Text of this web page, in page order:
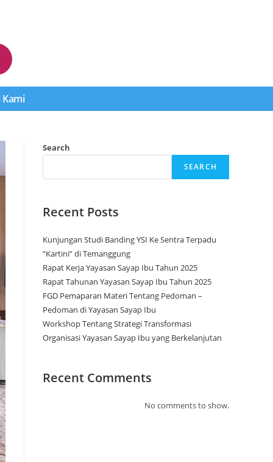
Search
SEARCH
Recent Posts
Kunjungan Studi Banding YSI Ke Sentra Terpadu
“Kartini” di Temanggung
Rapat Kerja Yayasan Sayap Ibu Tahun 2025
Rapat Tahunan Yayasan Sayap Ibu Tahun 2025
FGD Pemaparan Materi Tentang Pedoman –
Pedoman di Yayasan Sayap Ibu
Workshop Tentang Strategi Transformasi
Organisasi Yayasan Sayap Ibu yang Berkelanjutan
Recent Comments
No comments to show.